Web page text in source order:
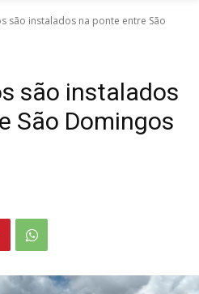
são instalados na ponte entre São
são instalados
São Domingos